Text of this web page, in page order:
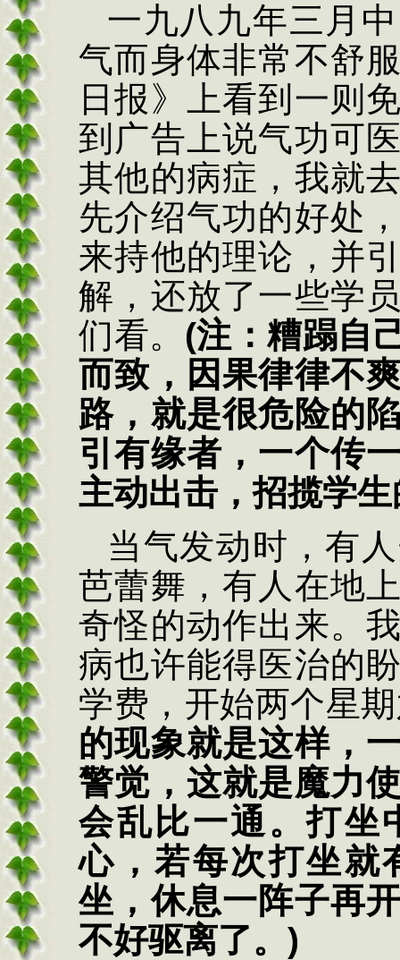
一九八九年三月
气而身体非常不舒
日报》上看到一则
到广告上说气功可
其他的病症，我就
先介绍气功的好处
来持他的理论，并
解，还放了一些学
们看。 (注：糟蹋自
而致，因果律律不
路，就是很危险的
引有缘者，一个传
主动出击，招揽学
当气发动时，有
芭蕾舞，有人在地
奇怪的动作出来。
病也许能得医治的
学费，开始两个星
的现象就是这样，
警觉，这就是魔力
会乱比一通。打坐
心，若每次打坐就
坐，休息一阵子再
不好驱离了。 )